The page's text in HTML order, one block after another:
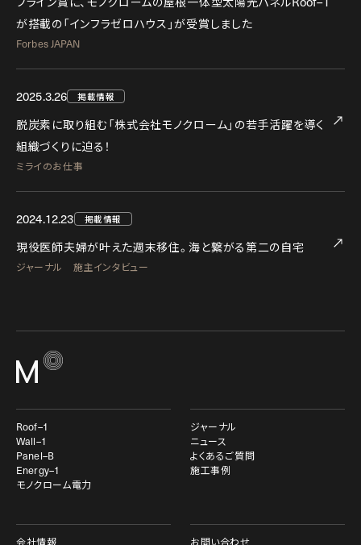
が搭載の「インフラゼロハウス」が受賞しました
Forbes JAPAN
2025.3.26 掲載情報
脱炭素に取り組む「株式会社モノクローム」の若手活躍を導く
組織づくりに迫る！
ミライのお仕事
2024.12.23 掲載情報
現役医師夫婦が叶えた週末移住。海と繋がる第二の自宅
ジャーナル 施主インタビュー
Roof–1
Wall–1
Panel–B
Energy–1
モノクローム電力
ジャーナル
ニュース
よくあるご質問
施工事例
会社情報 お問い合わせ